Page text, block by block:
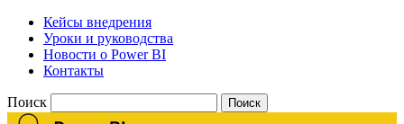
Кейсы внедрения
Уроки и руководства
Новости о Power BI
Контакты
Поиск